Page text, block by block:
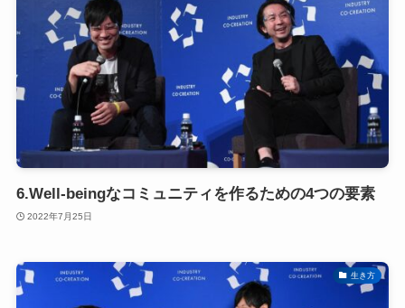
6.Well-beingなコミュニティを作るための4つの要素
2022年7月25日
生き方